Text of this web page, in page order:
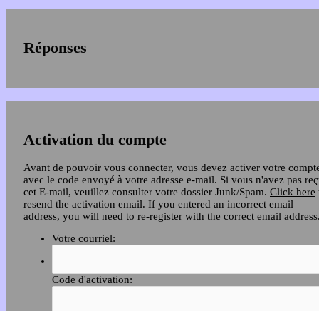
Réponses
Activation du compte
Avant de pouvoir vous connecter, vous devez activer votre
avec le code envoyé à votre adresse e-mail. Si vous n'avez pas
cet E-mail, veuillez consulter votre dossier Junk/Spam. Click here
resend the activation email. If you entered an incorrect email
address, you will need to re-register with the correct email
Votre courriel:
Code d'activation: